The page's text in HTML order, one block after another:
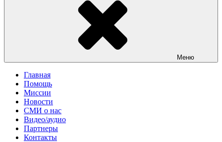
Меню
Главная
Помощь
Миссии
Новости
СМИ о нас
Видео/аудио
Партнеры
Контакты